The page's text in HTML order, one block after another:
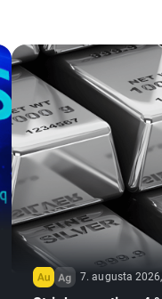
7. augusta